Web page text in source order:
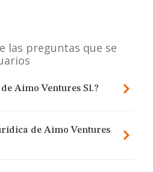
las preguntas que se
Aimo Ventures Sl.?
de Aimo Ventures